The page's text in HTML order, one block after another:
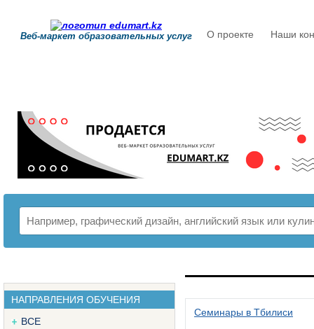
Веб-маркет образовательных услуг О проекте Наши
НАПРАВЛЕНИЯ ОБУЧЕНИЯ
ВСЕ
Семинары в Тбилиси